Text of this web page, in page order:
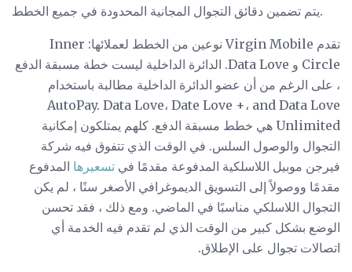
يتم تضمين دقائق التجوال المجانية المحدودة في جميع الخطط.
تقدم Virgin Mobile نوعين من الخطط لعملائها: Inner
Circle و Data Love. الدائرة الداخلية ليست خطة مسبقة الدفع
، على الرغم من أن عضو الدائرة الداخلية مطالبة باستخدام
AutoPay. Data Love، Date Love +، and Data Love
Unlimited هي خطط مسبقة الدفع. كلهم يمتلكون إمكانية
التجوال والوصول السلس. في الوقت الذي تتفوق فيه شركة
فيرجن موبيل اللاسلكية المدفوعة مقدمًا في تسعيرها المدفوع
مقدمًا ووصولاً إلى التسويق الديموغرافي الأصغر سنًا ، لم يكن
التجوال اللاسلكي مناسبًا في الماضي. ومع ذلك ، فقد تحسن
الوضع بشكل كبير من الوقت الذي لم تقدم فيه الخدمة أي
اتصالات تجوال على الإطلاق.